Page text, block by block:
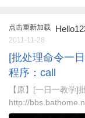
点击重新加载
2011-11-28
[批处理命令一
程序：call
【原】[一日一教学]
http://